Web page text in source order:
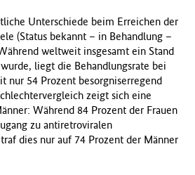
Unterschiede beim Erreichen der
(Status bekannt – in Behandlung –
weltweit insgesamt ein Stand
liegt die Behandlungsrate bei
nur 54 Prozent besorgniserregend
zeigt sich eine
Während 84 Prozent der Frauen
zu antiretroviralen
dies nur auf 74 Prozent der Männer